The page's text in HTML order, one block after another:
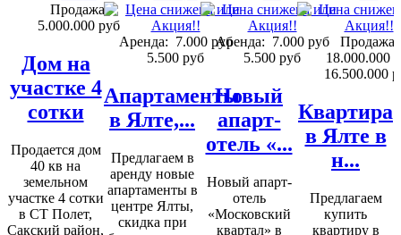
Продажа:
5.000.000 руб
Дом на
участке 4
сотки
Продается дом
40 кв на
земельном
участке 4 сотки
в СТ Полет,
Сакский район,
Аренда: 7.000 руб
5.500 руб
Апартаменты
в Ялте,...
Предлагаем в
аренду новые
апартаменты в
центре Ялты,
скидка при
Аренда: 7.000 руб
5.500 руб
Новый
апарт-
отель «...
Новый апарт-
отель
«Московский
квартал» в
Продажа:
18.000.000
16.500.000
Квартира
в Ялте в
н...
Предлагаем
купить
квартиру в